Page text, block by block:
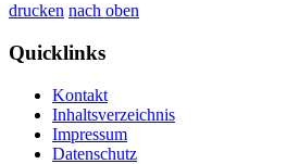
drucken nach oben
Quicklinks
Kontakt
Inhaltsverzeichnis
Impressum
Datenschutz